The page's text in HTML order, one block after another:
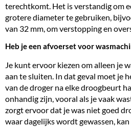
terechtkomt. Het is verstandig om
grotere diameter te gebruiken,
van 32 mm, om verstopping en
Heb je een afvoerset voor
Je kunt ervoor kiezen om alleen je
aan te sluiten. In dat geval moet je
van de droger na elke droogbeurt
onhandig zijn, vooral als je vaak
zorgt ervoor dat je was niet goed
waar dagelijks wordt gewassen,